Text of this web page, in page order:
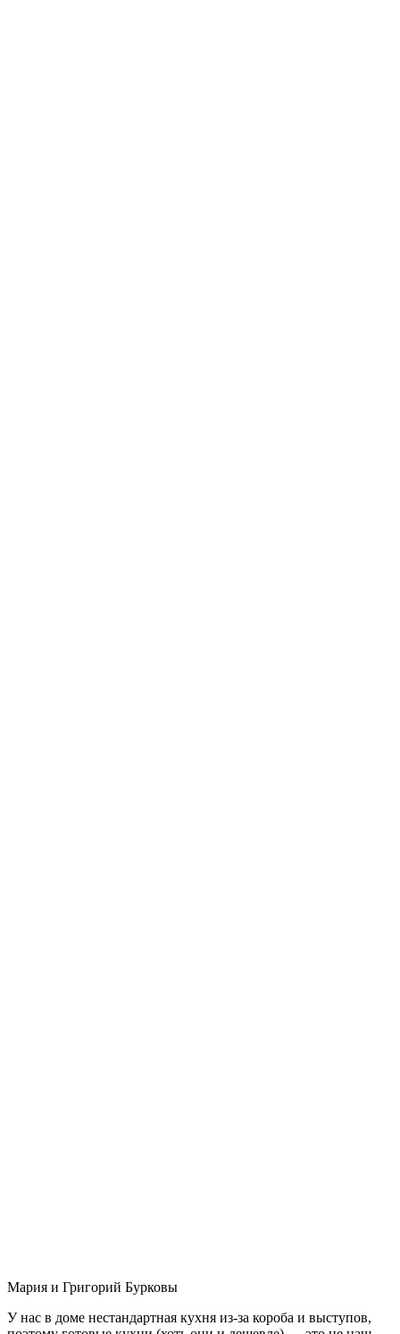
Мария и Григорий Бурковы
У нас в доме нестандартная кухня из-за короба и выступов,